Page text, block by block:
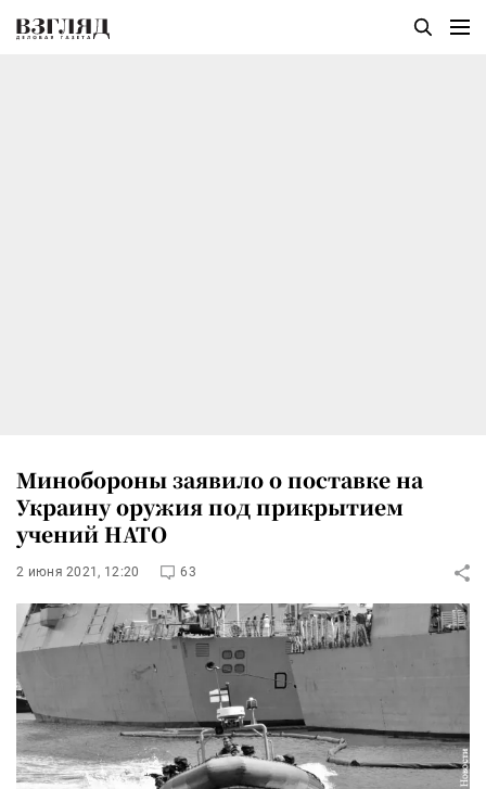
Минобороны заявило о поставке на
Украину оружия под прикрытием
учений НАТО
2 июня 2021, 12:20 63